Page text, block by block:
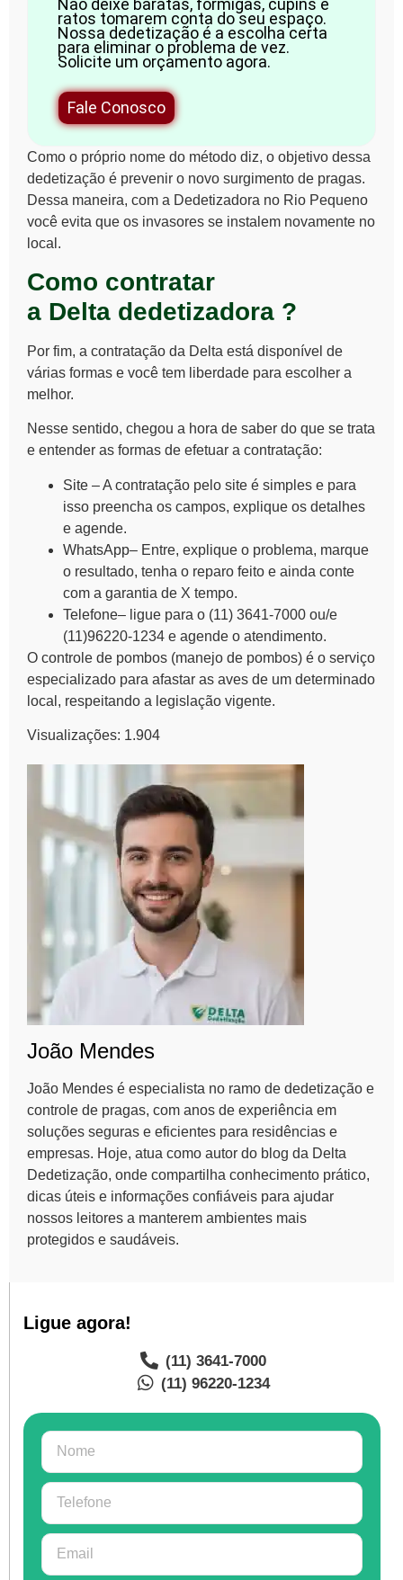
Não deixe baratas, formigas, cupins e
ratos tomarem conta do seu espaço.
Nossa dedetização é a escolha certa
para eliminar o problema de vez.
Solicite um orçamento agora.
Fale Conosco
Como o próprio nome do método diz, o objetivo dessa
dedetização é prevenir o novo surgimento de pragas.
Dessa maneira, com a Dedetizadora no Rio Pequeno
você evita que os invasores se instalem novamente no
local.
Como contratar
a Delta dedetizadora ?
Por fim, a contratação da Delta está disponível de
várias formas e você tem liberdade para escolher a
melhor.
Nesse sentido, chegou a hora de saber do que se trata
e entender as formas de efetuar a contratação:
Site – A contratação pelo site é simples e para
isso preencha os campos, explique os detalhes
e agende.
WhatsApp– Entre, explique o problema, marque
o resultado, tenha o reparo feito e ainda conte
com a garantia de X tempo.
Telefone– ligue para o (11) 3641-7000 ou/e
(11)96220-1234 e agende o atendimento.
O controle de pombos (manejo de pombos) é o serviço
especializado para afastar as aves de um determinado
local, respeitando a legislação vigente.
Visualizações: 1.904
João Mendes
João Mendes é especialista no ramo de dedetização e
controle de pragas, com anos de experiência em
soluções seguras e eficientes para residências e
empresas. Hoje, atua como autor do blog da Delta
Dedetização, onde compartilha conhecimento prático,
dicas úteis e informações confiáveis para ajudar
nossos leitores a manterem ambientes mais
protegidos e saudáveis.
Ligue agora!
(11) 3641-7000
(11) 96220-1234